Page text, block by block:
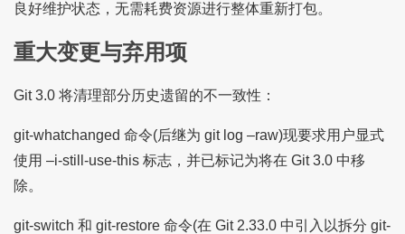
良好维护状态，无需耗费资源进行整体重新打包。
重大变更与弃用项
Git 3.0 将清理部分历史遗留的不一致性：
git-whatchanged 命令(后继为 git log –raw)现要求用户显式
使用 –i-still-use-this 标志，并已标记为将在 Git 3.0 中移
除。
git-switch 和 git-restore 命令(在 Git 2.33.0 中引入以拆分 git-